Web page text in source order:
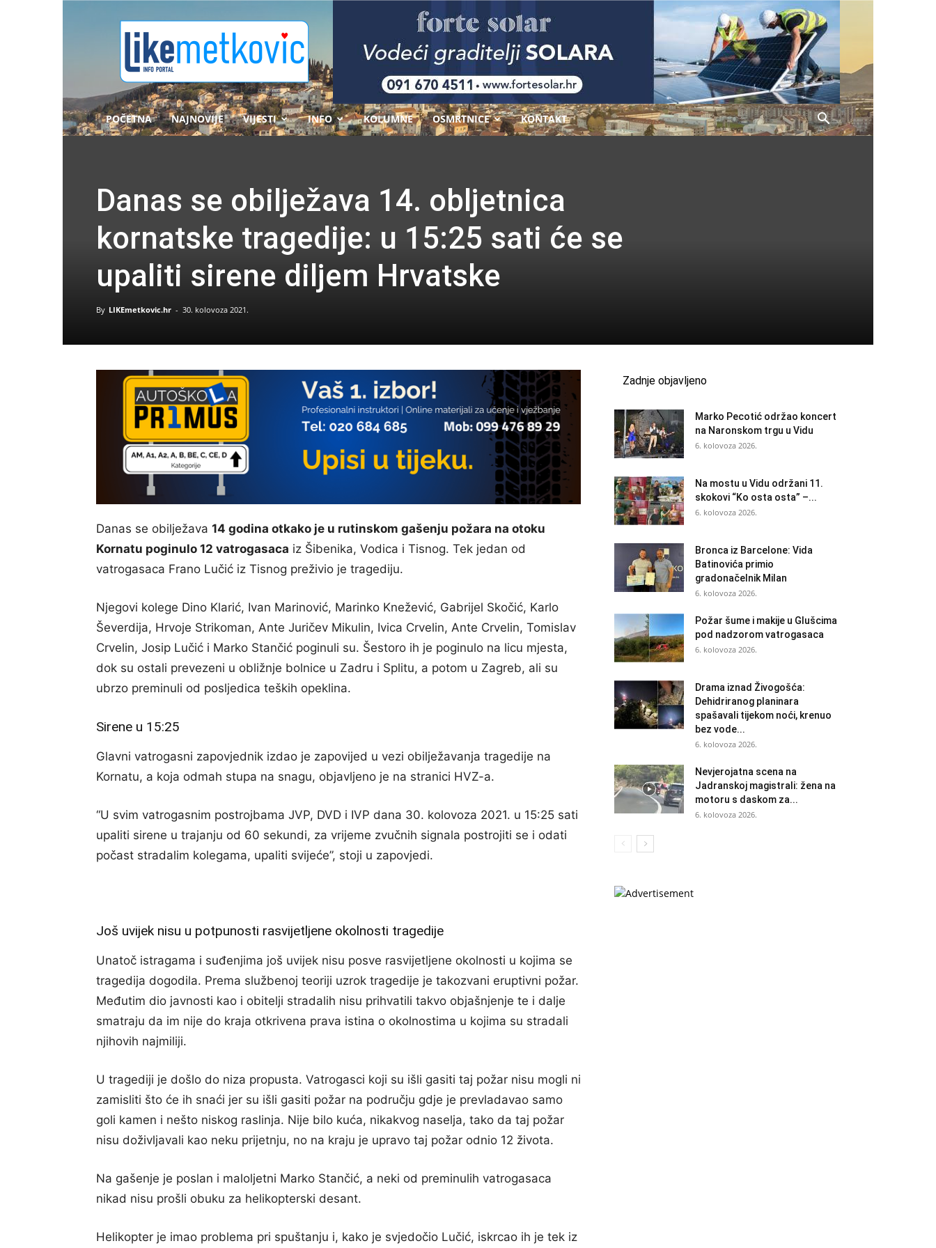
POČETNA NAJNOVIJE VIJESTI INFO KOLUMNE OSMRTNICE KONTAKT
Danas se obilježava 14. obljetnica
kornatske tragedije: u 15:25 sati će se
upaliti sirene diljem Hrvatske
By LIKEmetkovic.hr - 30. kolovoza 2021.
Danas se obilježava 14 godina otkako je u rutinskom gašenju požara na otoku
Kornatu poginulo 12 vatrogasaca iz Šibenika, Vodica i Tisnog. Tek jedan od
vatrogasaca Frano Lučić iz Tisnog preživio je tragediju.
Njegovi kolege Dino Klarić, Ivan Marinović, Marinko Knežević, Gabrijel Skočić, Karlo
Ševerdija, Hrvoje Strikoman, Ante Juričev Mikulin, Ivica Crvelin, Ante Crvelin, Tomislav
Crvelin, Josip Lučić i Marko Stančić poginuli su. Šestoro ih je poginulo na licu mjesta,
dok su ostali prevezeni u obližnje bolnice u Zadru i Splitu, a potom u Zagreb, ali su
ubrzo preminuli od posljedica teških opeklina.
Sirene u 15:25
Glavni vatrogasni zapovjednik izdao je zapovijed u vezi obilježavanja tragedije na
Kornatu, a koja odmah stupa na snagu, objavljeno je na stranici HVZ-a.
“U svim vatrogasnim postrojbama JVP, DVD i IVP dana 30. kolovoza 2021. u 15:25 sati
upaliti sirene u trajanju od 60 sekundi, za vrijeme zvučnih signala postrojiti se i odati
počast stradalim kolegama, upaliti svijeće”, stoji u zapovjedi.
Još uvijek nisu u potpunosti rasvijetljene okolnosti tragedije
Unatoč istragama i suđenjima još uvijek nisu posve rasvijetljene okolnosti u kojima se
tragedija dogodila. Prema službenoj teoriji uzrok tragedije je takozvani eruptivni požar.
Međutim dio javnosti kao i obitelji stradalih nisu prihvatili takvo objašnjenje te i dalje
smatraju da im nije do kraja otkrivena prava istina o okolnostima u kojima su stradali
njihovih najmiliji.
U tragediji je došlo do niza propusta. Vatrogasci koji su išli gasiti taj požar nisu mogli ni
zamisliti što će ih snaći jer su išli gasiti požar na području gdje je prevladavao samo
goli kamen i nešto niskog raslinja. Nije bilo kuća, nikakvog naselja, tako da taj požar
nisu doživljavali kao neku prijetnju, no na kraju je upravo taj požar odnio 12 života.
Na gašenje je poslan i maloljetni Marko Stančić, a neki od preminulih vatrogasaca
nikad nisu prošli obuku za helikopterski desant.
Helikopter je imao problema pri spuštanju i, kako je svjedočio Lučić, iskrcao ih je tek iz
Zadnje objavljeno
Marko Pecotić održao koncert
na Naronskom trgu u Vidu
6. kolovoza 2026.
Na mostu u Vidu održani 11.
skokovi “Ko osta osta” –...
6. kolovoza 2026.
Bronca iz Barcelone: Vida
Batinovića primio
gradonačelnik Milan
6. kolovoza 2026.
Požar šume i makije u Glušcima
pod nadzorom vatrogasaca
6. kolovoza 2026.
Drama iznad Živogošća:
Dehidriranog planinara
spašavali tijekom noći, krenuo
bez vode...
6. kolovoza 2026.
Nevjerojatna scena na
Jadranskoj magistrali: žena na
motoru s daskom za...
6. kolovoza 2026.